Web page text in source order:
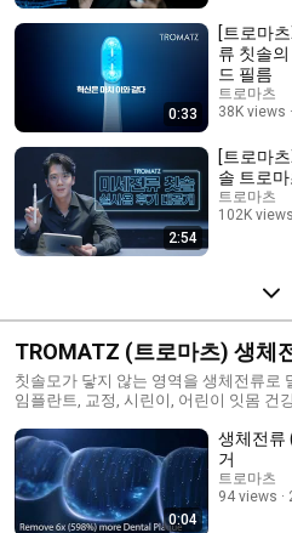
0:33
[트로마
류 칫솔
드 필름
트로마츠
38K views
2:54
[트로마
솔 트로
트로마츠
102K views
TROMATZ (트로마츠) 생체
칫솔모가 닿지 않는 영역을 생체전류로
임플란트, 교정, 시린이, 어린이 잇몸 건
0:04
생체전류
거
트로마츠
94 views